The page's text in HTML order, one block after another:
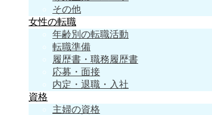
その他
女性の転職
年齢別の転職活動
転職準備
履歴書・職務履歴書
応募・面接
内定・退職・入社
資格
主婦の資格